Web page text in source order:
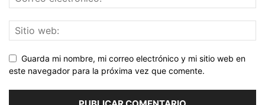
Guarda mi nombre, mi correo electrónico y mi sitio web en
este navegador para la próxima vez que comente.